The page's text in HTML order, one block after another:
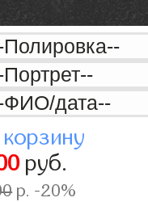
руб.
р. -20%